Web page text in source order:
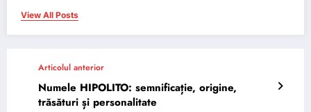
View All Posts
Articolul anterior
Numele HIPOLITO: semnificație, origine,
trăsături și personalitate